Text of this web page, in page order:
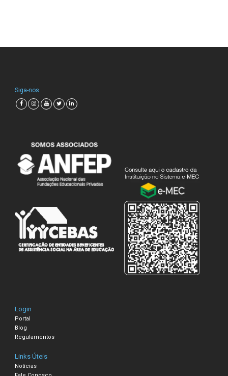
Siga-nos
Login
Portal
Blog
Regulamentos
Links Úteis
Notícias